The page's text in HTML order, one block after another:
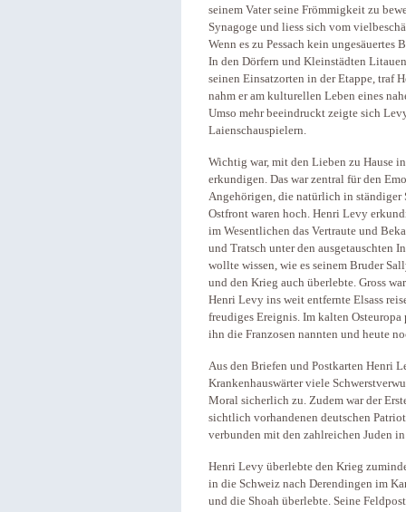
seinem Vater seine Frömmigkeit zu
Synagoge und liess sich vom
Wenn es zu Pessach kein
In den Dörfern und Kleinstädten
seinen Einsatzorten in der Etappe, traf
nahm er am kulturellen Leben eines
Umso mehr beeindruckt zeigte sich
Laienschauspielern.
Wichtig war, mit den Lieben zu Hause
erkundigen. Das war zentral für den
Angehörigen, die natürlich in ständiger
Ostfront waren hoch. Henri Levy
im Wesentlichen das Vertraute und
und Tratsch unter den ausgetauschten
wollte wissen, wie es seinem Bruder
und den Krieg auch überlebte. Gross
Henri Levy ins weit entfernte Elsass
freudiges Ereignis. Im kalten
ihn die Franzosen nannten und heute
Aus den Briefen und Postkarten Henri
Krankenhauswärter viele
Moral sicherlich zu. Zudem war der
sichtlich vorhandenen deutschen
verbunden mit den zahlreichen Juden in
Henri Levy überlebte den Krieg
in die Schweiz nach Derendingen im
und die Shoah überlebte. Seine